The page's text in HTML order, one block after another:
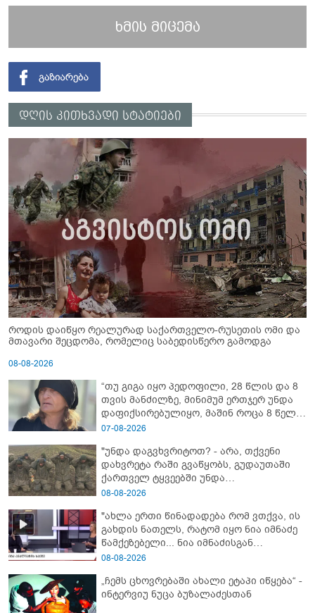
ხმის მიცემა
დღის კითხვადი სტატიები
როდის დაიწყო რეალურად საქართველო-რუსეთის ომი და
მთავარი შეცდომა, რომელიც საბედისწერო გამოდგა
08-08-2026
“თუ გიგა იყო პედოფილი, 28 წლის და 8
თვის მანძილზე, მინიმუმ ერთჯერ უნდა
დაფიქსირებულიყო, მაშინ როცა 8 წელი
ამზადებდა მოსწავლეებს! - იპოვონ ერთი
ავიწროებდა” - ეკა კუპატაძე
07-08-2026
"უნდა დაგვხვრიტოთ? - არა, თქვენი
დახვრეტა რაში გვაწყობს, გუდაუთაში
ქართველ ტყვეებში უნდა
გადაგცვალოთ..."
08-08-2026
"ახლა ერთი წინადადება რომ ვთქვა, ის
გახდის ნათელს, რატომ იყო ნია იმნაძე
წამქეზებელი... ნია იმნაძისგან
გამოსული ინფორმაციაა ეს" - რას
08-08-2026
„ჩემს ცხოვრებაში ახალი ეტაპი იწყება“ -
ინტერვიუ ნუცა ბუზალაძესთან